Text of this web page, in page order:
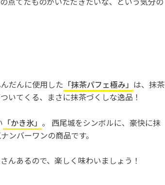
だんに使用した 「抹茶パフェ極み」 は、抹茶
いてくる、まさに抹茶づくしな逸品！
「かき氷」 。 西尾城をシンボルに、豪快に抹
ンバーワンの商品です。
んあるので、楽しく味わいましょう！